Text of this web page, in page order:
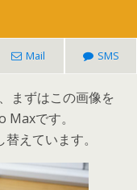
Mail SMS
まずはこの画像を
です。
えています。